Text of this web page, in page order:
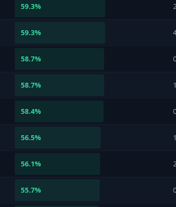
59.3%
59.3%
58.7%
58.7%
58.4%
56.5%
56.1%
55.7%